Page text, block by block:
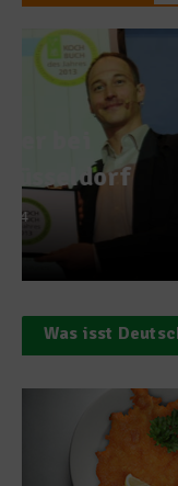
Was isst